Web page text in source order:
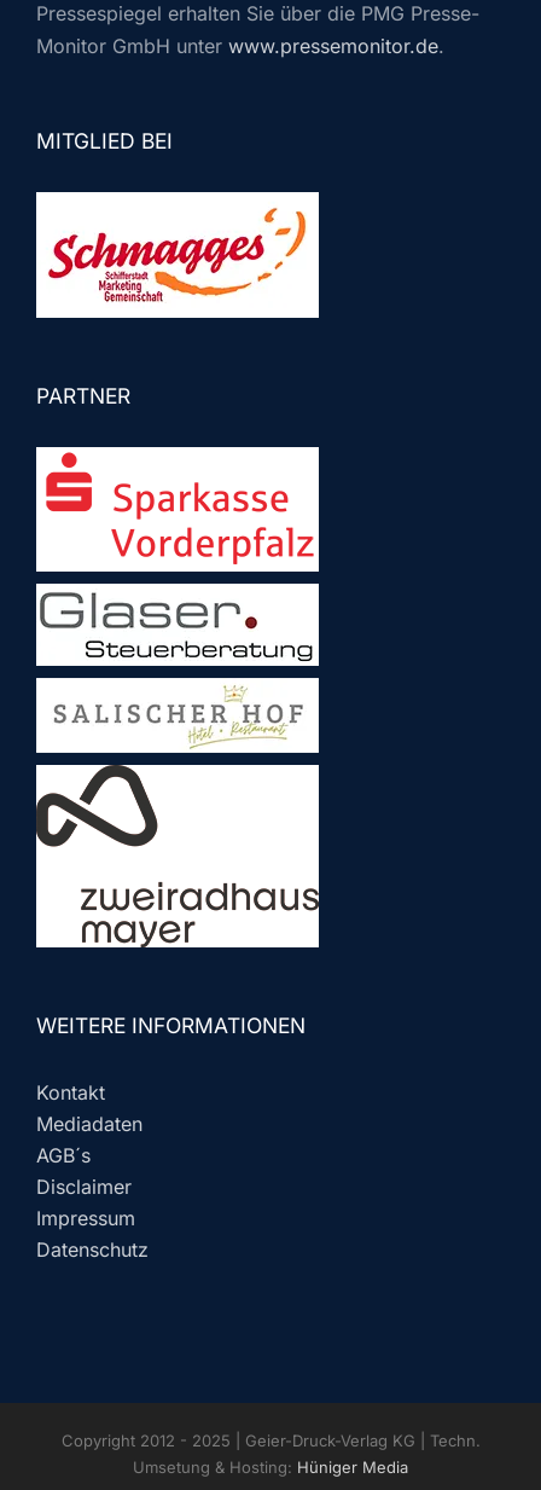
Pressespiegel erhalten Sie über die PMG Presse-
Monitor GmbH unter www.pressemonitor.de.
MITGLIED BEI
PARTNER
WEITERE INFORMATIONEN
Kontakt
Mediadaten
AGB´s
Disclaimer
Impressum
Datenschutz
Copyright 2012 - 2025 | Geier-Druck-Verlag KG | Techn.
Umsetung & Hosting: Hüniger Media